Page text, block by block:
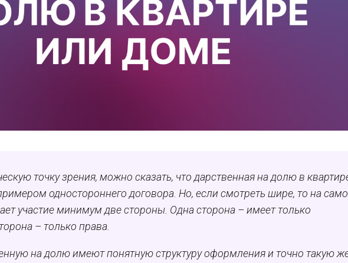
точку зрения, можно сказать, что дарственная на долю в
одностороннего договора. Но, если смотреть шире, то на
участие минимум две стороны. Одна сторона – имеет только
– только права.
на долю имеют понятную структуру оформления и точно такую